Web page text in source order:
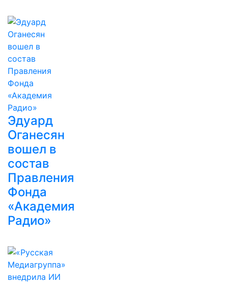
Эдуард
Оганесян
вошел в
состав
Правления
Фонда
«Академия
Радио»